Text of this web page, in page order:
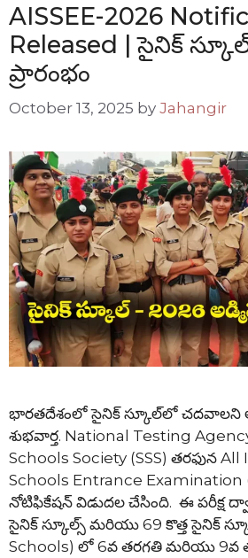
AISSEE-2026
Released | సైనిక్ స్కూల్
ప్రారంభం
October 13, 2025 by Jahangir
భారతదేశంలో సైనిక్ స్కూల్‌లో చదవాలని
శుభవార్త. National Testing
Schools Society (SSS) తరఫున All
Schools Entrance Examination
నోటిఫికేషన్ విడుదల చేసింది. ఈ పరీక్ష
సైనిక్ స్కూల్స్ మరియు 69 కొత్త సైనిక్
Schools) లో 6వ తరగతి మరియు 9వ